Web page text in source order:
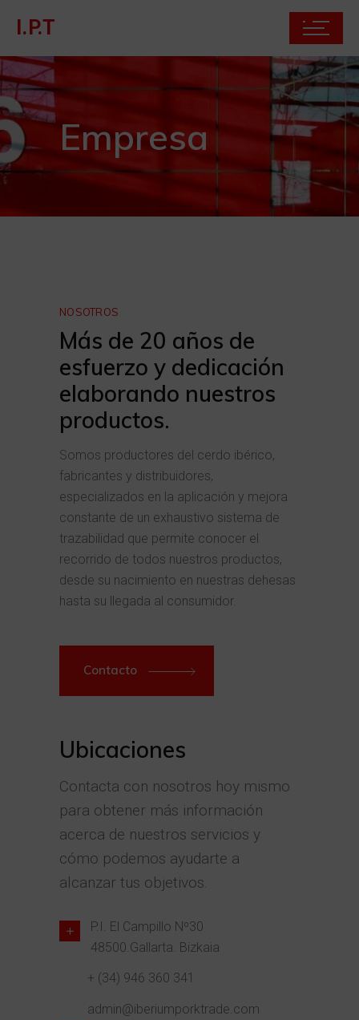
I.P.T
Empresa
NOSOTROS
Más de 20 años de
esfuerzo y dedicación
elaborando nuestros
productos.
Somos productores del cerdo ibérico,
fabricantes y distribuidores,
especializados en la aplicación y mejora
constante de un exhaustivo sistema de
trazabilidad que permite conocer el
recorrido de todos nuestros productos,
desde su nacimiento en nuestras dehesas
hasta su llegada al consumidor.
Contacto
Ubicaciones
Contacta con nosotros hoy mismo
para obtener más información
acerca de nuestros servicios y
cómo podemos ayudarte a
alcanzar tus objetivos.
P.I. El Campillo Nº30
48500.Gallarta. Bizkaia
+ (34) 946 360 341
admin@iberiumporktrade.com